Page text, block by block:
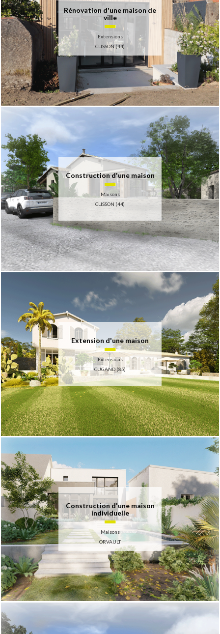
Rénovation d'une maison de
ville
Extensions
CLISSON (44)
Construction d'une maison
Maisons
CLISSON (44)
Extension d'une maison
Extensions
CUGAND (85)
Construction d'une maison
individuelle
Maisons
ORVAULT